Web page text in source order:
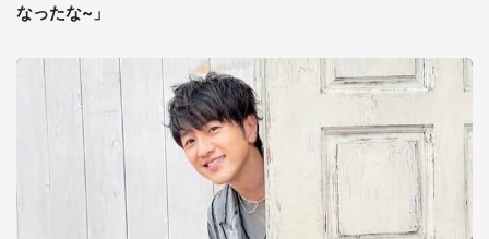
なったな~」